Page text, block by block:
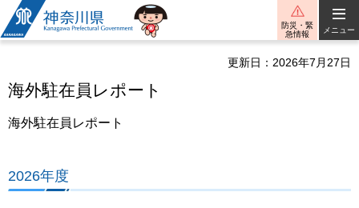
神奈川県
防災・緊
急情報
メニュー
更新日：2026年7月27日
海外駐在員レポート
海外駐在員レポート
2026年度